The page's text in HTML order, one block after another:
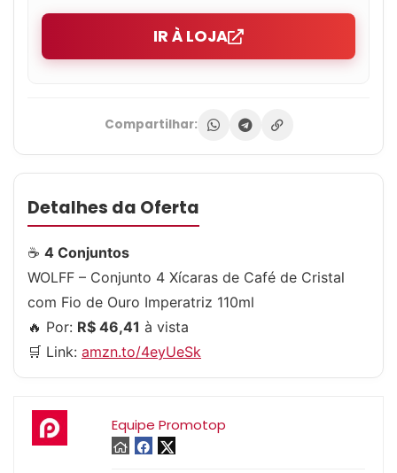
IR À LOJA
Compartilhar:
Detalhes da Oferta
☕ 4 Conjuntos
WOLFF – Conjunto 4 Xícaras de Café de Cristal
com Fio de Ouro Imperatriz 110ml
🔥 Por: R$ 46,41 à vista
🛒 Link: amzn.to/4eyUeSk
Equipe Promotop